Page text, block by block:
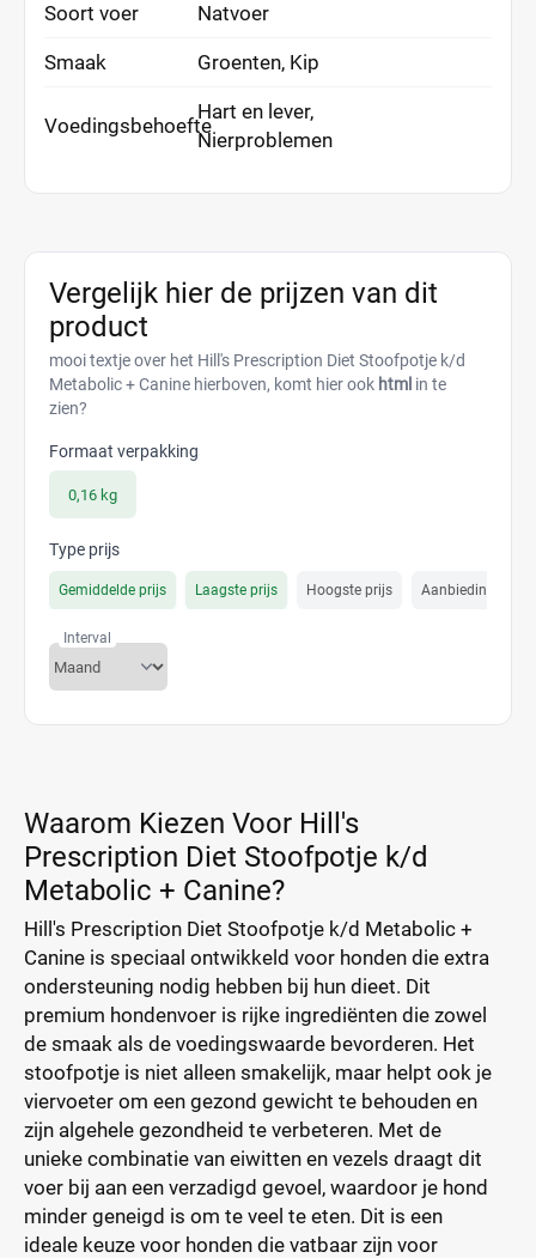
Soort voer Natvoer
Smaak Groenten, Kip
Voedingsbehoefte
Hart en lever,
Nierproblemen
Vergelijk hier de prijzen van dit
product
mooi textje over het Hill's Prescription Diet Stoofpotje k/d
Metabolic + Canine hierboven, komt hier ook html in te
zien?
Formaat verpakking
0,16 kg
Type prijs
Gemiddelde prijs Laagste prijs Hoogste prijs Aanbiedings prijs
Interval
Waarom Kiezen Voor Hill's
Prescription Diet Stoofpotje k/d
Metabolic + Canine?
Hill's Prescription Diet Stoofpotje k/d Metabolic +
Canine is speciaal ontwikkeld voor honden die extra
ondersteuning nodig hebben bij hun dieet. Dit
premium hondenvoer is rijke ingrediënten die zowel
de smaak als de voedingswaarde bevorderen. Het
stoofpotje is niet alleen smakelijk, maar helpt ook je
viervoeter om een gezond gewicht te behouden en
zijn algehele gezondheid te verbeteren. Met de
unieke combinatie van eiwitten en vezels draagt dit
voer bij aan een verzadigd gevoel, waardoor je hond
minder geneigd is om te veel te eten. Dit is een
ideale keuze voor honden die vatbaar zijn voor